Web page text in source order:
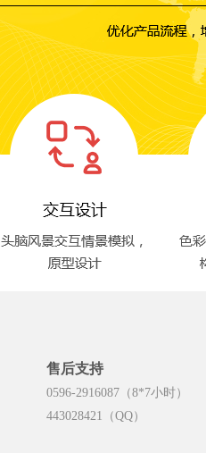
售后支持
0596-2916087（8*7小时）
443028421（QQ）